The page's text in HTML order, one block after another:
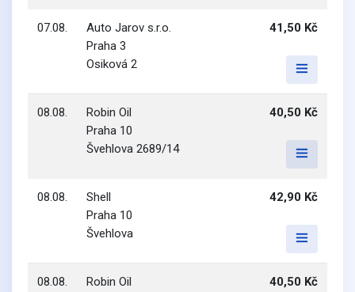
07.08.
Auto Jarov s.r.o.
Praha 3
Osiková 2
41,50 Kč
08.08.
Robin Oil
Praha 10
Švehlova 2689/14
40,50 Kč
08.08.
Shell
Praha 10
Švehlova
42,90 Kč
08.08.
Robin Oil
40,50 Kč